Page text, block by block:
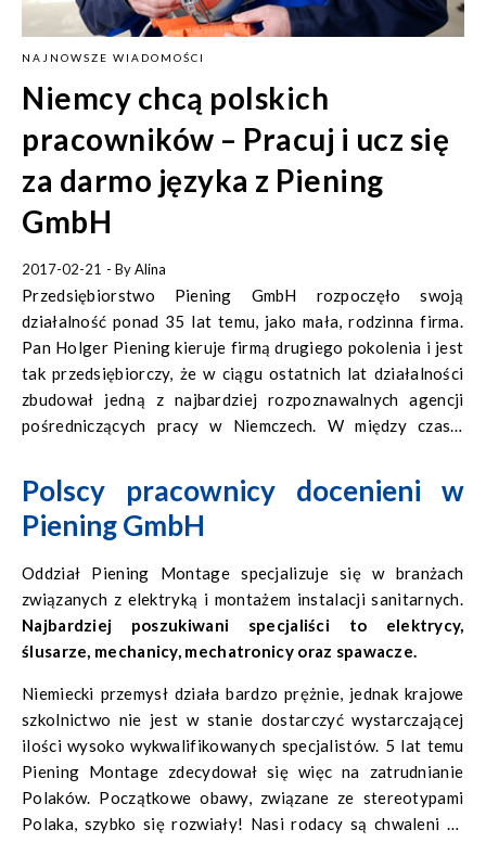
NAJNOWSZE WIADOMOŚCI
Niemcy chcą polskich
pracowników – Pracuj i ucz się
za darmo języka z Piening
GmbH
2017-02-21 - ByAlina
Przedsiębiorstwo Piening GmbH rozpoczęło swoją
działalność ponad 35 lat temu, jako mała, rodzinna firma.
Pan Holger Piening kieruje firmą drugiego pokolenia i jest
tak przedsiębiorczy, że w ciągu ostatnich lat działalności
zbudował jedną z najbardziej rozpoznawalnych agencji
pośredniczących pracy w Niemczech. W między czasie
zmieniły się rozmiary przedsięwzięcia, to wartości, które
mu przyświecają, pozostały te same: firma to druga
rodzina, trzeba sobie pomagać.
Polscy pracownicy docenieni w
Piening GmbH
Oddział Piening Montage specjalizuje się w branżach
związanych z elektryką i montażem instalacji sanitarnych.
Najbardziej poszukiwani specjaliści to elektrycy,
ślusarze, mechanicy, mechatronicy oraz spawacze.
Niemiecki przemysł działa bardzo prężnie, jednak krajowe
szkolnictwo nie jest w stanie dostarczyć wystarczającej
ilości wysoko wykwalifikowanych specjalistów. 5 lat temu
Piening Montage zdecydował się więc na zatrudnianie
Polaków. Początkowe obawy, związane ze stereotypami
Polaka, szybko się rozwiały! Nasi rodacy są chwaleni za